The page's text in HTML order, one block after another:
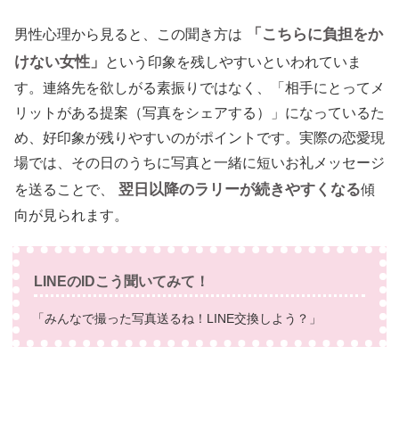
男性心理から見ると、この聞き方は
「こちらに負担をか
けない女性」
という印象を残しやすいといわれていま
す。連絡先を欲しがる素振りではなく、「相手にとってメ
リットがある提案（写真をシェアする）」になっているた
め、好印象が残りやすいのがポイントです。実際の恋愛現
場では、その日のうちに写真と一緒に短いお礼メッセージ
を送ることで、
翌日以降のラリーが続きやすくなる傾
向が見られます。
LINEのIDこう聞いてみて！
「みんなで撮った写真送るね！LINE交換しよう？」